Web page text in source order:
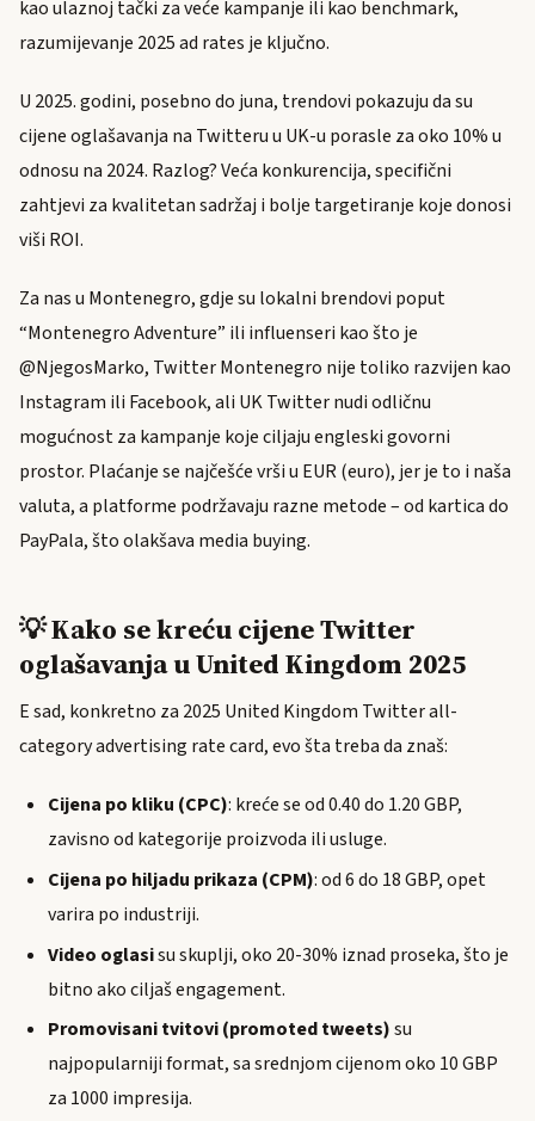
kao ulaznoj tački za veće kampanje ili kao benchmark,
razumijevanje 2025 ad rates je ključno.
U 2025. godini, posebno do juna, trendovi pokazuju da su
cijene oglašavanja na Twitteru u UK-u porasle za oko 10% u
odnosu na 2024. Razlog? Veća konkurencija, specifični
zahtjevi za kvalitetan sadržaj i bolje targetiranje koje donosi
viši ROI.
Za nas u Montenegro, gdje su lokalni brendovi poput
“Montenegro Adventure” ili influenseri kao što je
@NjegosMarko, Twitter Montenegro nije toliko razvijen kao
Instagram ili Facebook, ali UK Twitter nudi odličnu
mogućnost za kampanje koje ciljaju engleski govorni
prostor. Plaćanje se najčešće vrši u EUR (euro), jer je to i naša
valuta, a platforme podržavaju razne metode – od kartica do
PayPala, što olakšava media buying.
💡 Kako se kreću cijene Twitter
oglašavanja u United Kingdom 2025
E sad, konkretno za 2025 United Kingdom Twitter all-
category advertising rate card, evo šta treba da znaš:
Cijena po kliku (CPC): kreće se od 0.40 do 1.20 GBP,
zavisno od kategorije proizvoda ili usluge.
Cijena po hiljadu prikaza (CPM): od 6 do 18 GBP, opet
varira po industriji.
Video oglasisu skuplji, oko 20-30% iznad proseka, što je
bitno ako ciljaš engagement.
Promovisani tvitovi (promoted tweets)su
najpopularniji format, sa srednjom cijenom oko 10 GBP
za 1000 impresija.